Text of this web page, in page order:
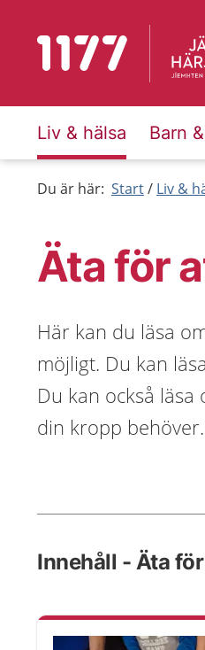
Till startsidan för 1177
Liv & hälsa Barn
Du är här: Start Liv &
Äta för
Här kan du läsa
möjligt. Du kan
Du kan också
din kropp behöver.
Innehåll - Äta